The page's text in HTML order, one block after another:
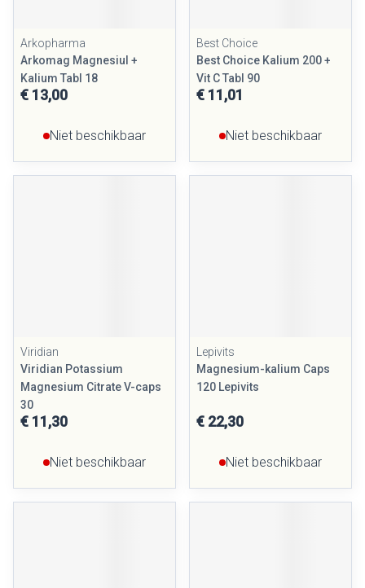
Arkopharma
Arkomag Magnesiul +
Kalium Tabl 18
€ 13,00
Niet beschikbaar
Best Choice
Best Choice Kalium 200 +
Vit C Tabl 90
€ 11,01
Niet beschikbaar
Viridian
Viridian Potassium
Magnesium Citrate V-caps
30
€ 11,30
Niet beschikbaar
Lepivits
Magnesium-kalium Caps
120 Lepivits
€ 22,30
Niet beschikbaar